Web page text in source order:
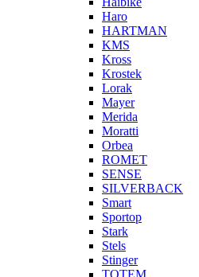
Haro
HARTMAN
KMS
Kross
Krostek
Lorak
Mayer
Merida
Moratti
Orbea
ROMET
SENSE
SILVERBACK
Smart
Sportop
Stark
Stels
Stinger
TOTEM